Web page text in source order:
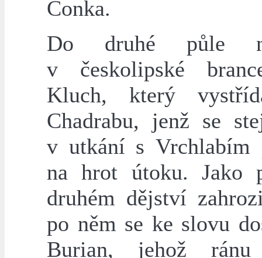
Čonka.
Do druhé půle
v českolipské
Kluch, který
Chadrabu, jenž se
v utkání s Vrchlabím
na hrot útoku. Jako
druhém dějství
po něm se ke slovu
Burian, jehož